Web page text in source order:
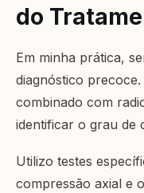
do
Em minha prática,
diagnóstico
combinado com
identificar o grau de
Utilizo testes
compressão axial e